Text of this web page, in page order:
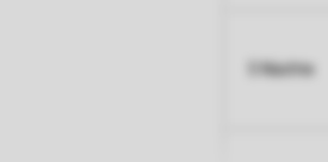
5 Nächte